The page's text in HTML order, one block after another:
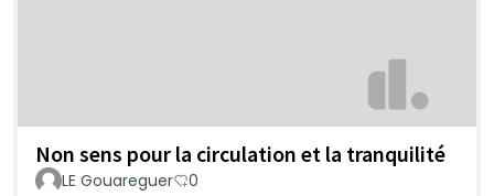
Non sens pour la circulation et la tranquilité
LE Gouareguer 0